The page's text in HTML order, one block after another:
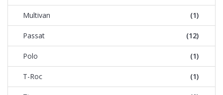
Multivan (1)
Passat (12)
Polo (1)
T-Roc (1)